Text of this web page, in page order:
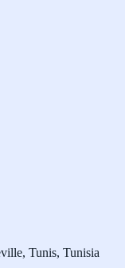
Tunis, Tunisia